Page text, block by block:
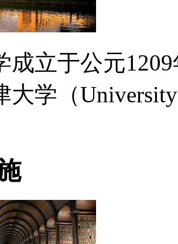
成立于公元
大学（